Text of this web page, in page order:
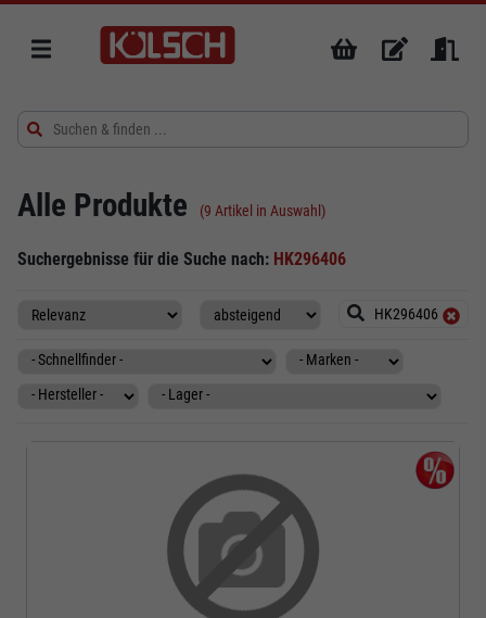
Alle Produkte (9 Artikel in Auswahl)
Suchergebnisse für die Suche nach: HK296406